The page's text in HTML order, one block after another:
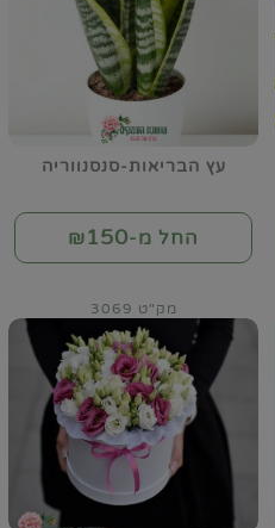
עץ הבריאות-סנסנווריה
החל מ-₪150
מק"ט 3069